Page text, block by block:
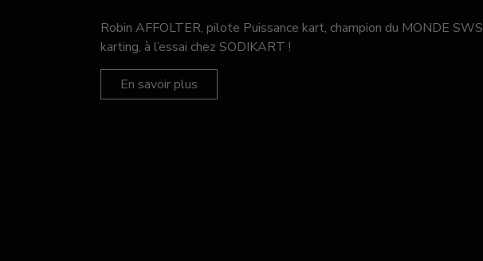
Robin AFFOLTER, pilote Puissance kart, champion du MONDE SWS
karting, à l’essai chez SODIKART !
En savoir plus